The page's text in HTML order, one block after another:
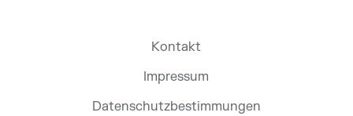
Kontakt
Impressum
Datenschutzbestimmungen